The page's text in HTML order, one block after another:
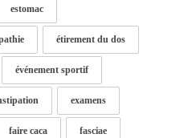
estomac
étirement du dos
événement sportif
examens
faire caca fasciae